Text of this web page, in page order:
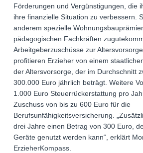
Förderungen und Vergünstigungen, die
ihre finanzielle Situation zu verbessern.
anderem spezielle
pädagogischen Fachkräften
Arbeitgeberzuschüsse zur
profitieren Erzieher von einem
der Altersvorsorge, der im Durchschnitt
300.000 Euro jährlich beträgt. Weitere
1.000 Euro Steuerrückerstattung pro
Zuschuss von bis zu 600 Euro für die
Berufsunfähigkeitsversicherung.
drei Jahre einen Betrag von 300 Euro,
Geräte genutzt werden kann“, erklärt
ErzieherKompass.